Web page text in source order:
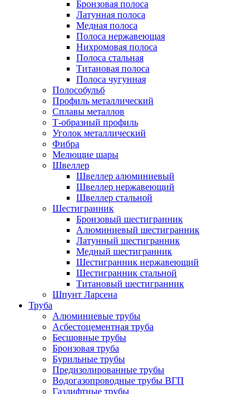
Бронзовая полоса
Латунная полоса
Медная полоса
Полоса нержавеющая
Нихромовая полоса
Полоса стальная
Титановая полоса
Полоса чугунная
Полособульб
Профиль металлический
Сплавы металлов
Т-образный профиль
Уголок металлический
Фибра
Мелющие шары
Швеллер
Швеллер алюминиевый
Швеллер нержавеющий
Швеллер стальной
Шестигранник
Бронзовый шестигранник
Алюминиевый шестигранник
Латунный шестигранник
Медный шестигранник
Шестигранник нержавеющий
Шестигранник стальной
Титановый шестигранник
Шпунт Ларсена
Труба
Алюминиевые трубы
Асбестоцементная труба
Бесшовные трубы
Бронзовая труба
Бурильные трубы
Предизолированные трубы
Водогазопроводные трубы ВГП
Газлифтные трубы